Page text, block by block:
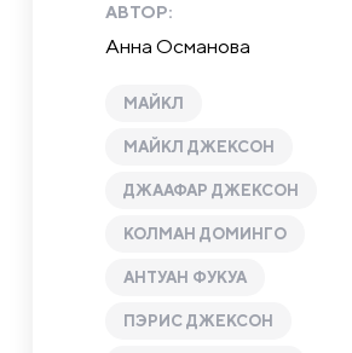
АВТОР:
Анна Османова
МАЙКЛ
МАЙКЛ ДЖЕКСОН
ДЖААФАР ДЖЕКСОН
КОЛМАН ДОМИНГО
АНТУАН ФУКУА
ПЭРИС ДЖЕКСОН